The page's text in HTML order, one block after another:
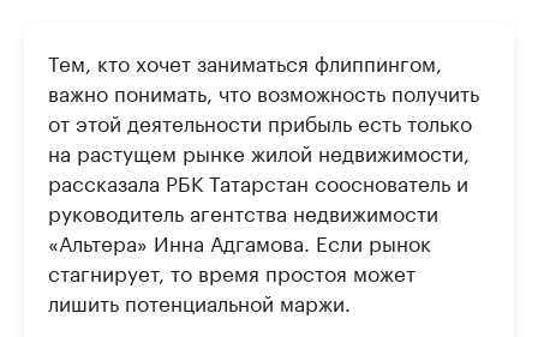
Тем, кто хочет заниматься флиппингом,
важно понимать, что возможность получить
от этой деятельности прибыль есть только
на растущем рынке жилой недвижимости,
рассказала РБК Татарстан сооснователь и
руководитель агентства недвижимости
«Альтера» Инна Адгамова. Если рынок
стагнирует, то время простоя может
лишить потенциальной маржи.